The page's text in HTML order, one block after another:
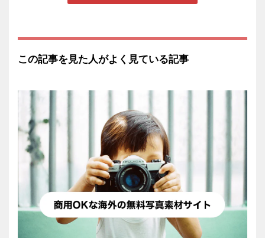
この記事を見た人がよく見ている記事